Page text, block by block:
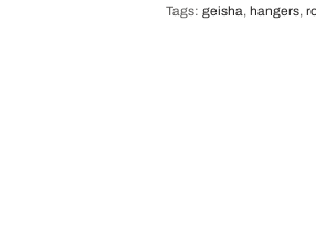
Tags: geisha, hangers,